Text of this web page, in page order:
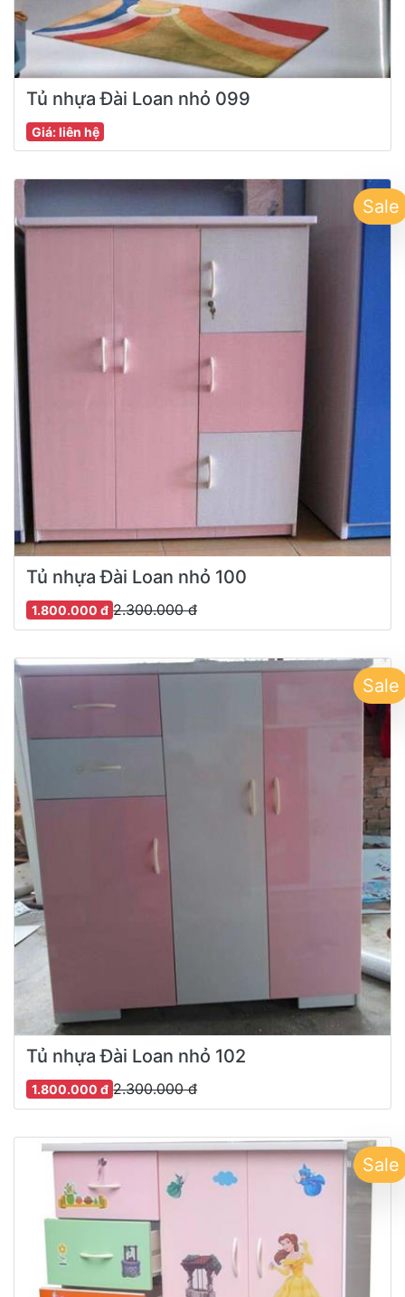
Tủ nhựa Đài Loan nhỏ 099
Giá: liên hệ
Sale
Tủ nhựa Đài Loan nhỏ 100
2.300.000 đ
1.800.000 đ
Sale
Tủ nhựa Đài Loan nhỏ 102
2.300.000 đ
1.800.000 đ
Sale